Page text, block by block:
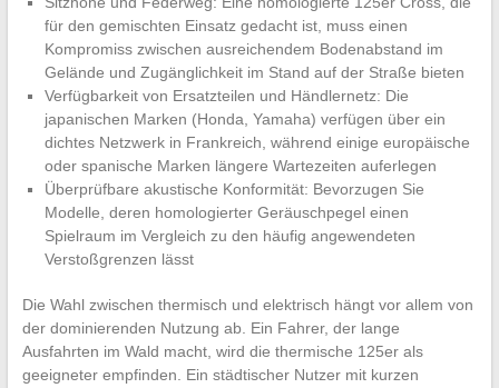
für den gemischten Einsatz gedacht ist, muss einen
Kompromiss zwischen ausreichendem Bodenabstand im
Gelände und Zugänglichkeit im Stand auf der Straße bieten
Verfügbarkeit von Ersatzteilen und Händlernetz: Die
japanischen Marken (Honda, Yamaha) verfügen über ein
dichtes Netzwerk in Frankreich, während einige europäische
oder spanische Marken längere Wartezeiten auferlegen
Überprüfbare akustische Konformität: Bevorzugen Sie
Modelle, deren homologierter Geräuschpegel einen
Spielraum im Vergleich zu den häufig angewendeten
Verstoßgrenzen lässt
Die Wahl zwischen thermisch und elektrisch hängt vor allem von
der dominierenden Nutzung ab. Ein Fahrer, der lange
Ausfahrten im Wald macht, wird die thermische 125er als
geeigneter empfinden. Ein städtischer Nutzer mit kurzen